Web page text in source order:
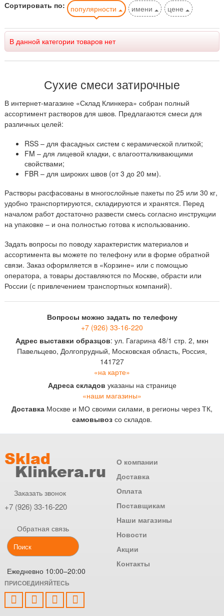
Сортировать по: популярности имени цене
В данной категории товаров нет
Сухие смеси затирочные
В интернет-магазине «Склад Клинкера» собран полный
ассортимент растворов для швов. Предлагаются смеси для
различных целей:
RSS – для фасадных систем с керамической плиткой;
FM – для лицевой кладки, с влагоотталкивающими
свойствами;
FBR – для широких швов (от 3 до 20 мм).
Растворы расфасованы в многослойные пакеты по 25 или 30 кг,
удобно транспортируются, складируются и хранятся. Перед
началом работ достаточно развести смесь согласно инструкции
на упаковке – и она полностью готова к использованию.
Задать вопросы по поводу характеристик материалов и
ассортимента вы можете по телефону или в форме обратной
связи. Заказ оформляется в «Корзине» или с помощью
оператора, а товары доставляются по Москве, обрасти или
России (с привлечением транспортных компаний).
Вопросы можно задать по телефону
+7 (926) 33-16-220
Адрес выставки образцов: ул. Гагарина 48/1 стр. 2, мкн
Павельцево, Долгопрудный, Московская область, Россия,
141727
«на карте»
Адреса складов указаны на странице
«наши магазины»
Доставка Москве и МО своими силами, в регионы через ТК,
самовывоз со складов.
Заказать звонок
+7 (926) 33-16-220
Обратная связь
Ежедневно 10:00–20:00
О компании
Доставка
Оплата
Поставщикам
Наши магазины
Новости
Акции
Контакты
ПРИСОЕДИНЯЙТЕСЬ